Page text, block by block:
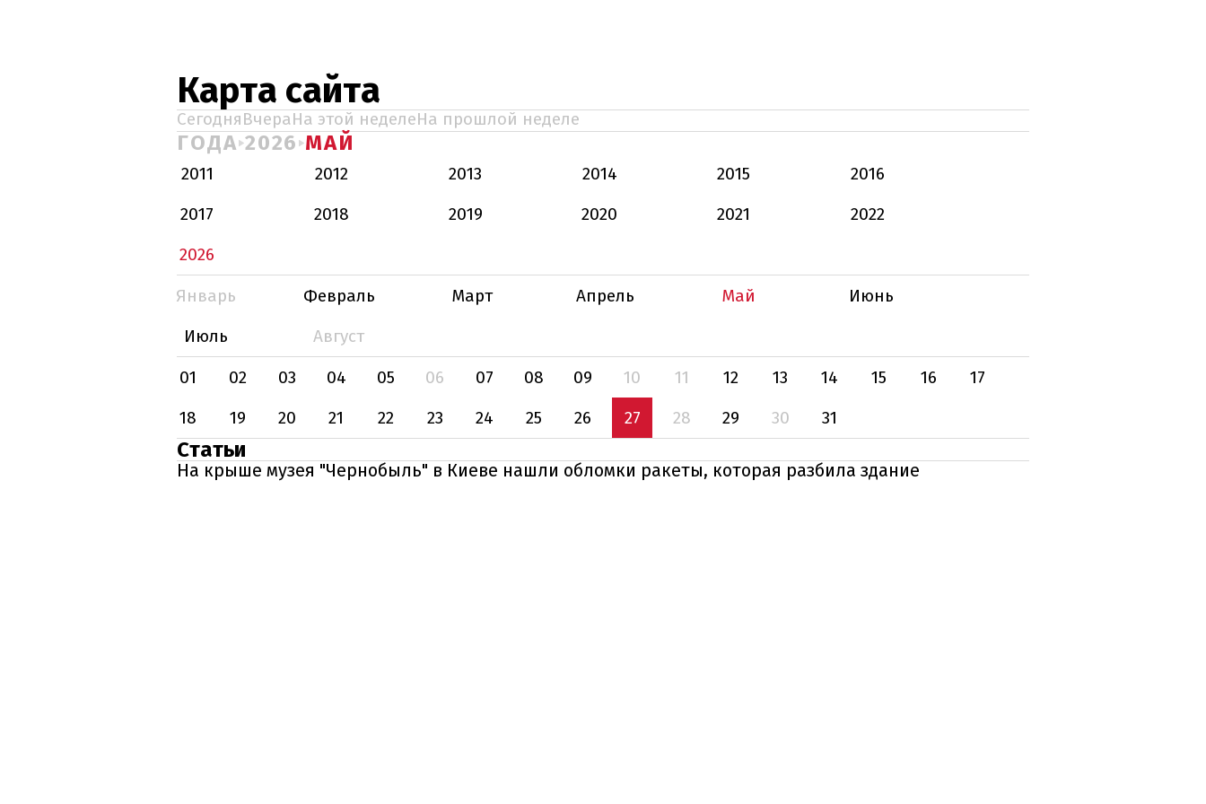
Карта сайта
СегодняВчераНа этой неделеНа прошлой неделе
ГОДА 2026 МАЙ
2011 2012 2013 2014 2015
2016
2017
2018 2019 2020 2021
2022
2026
Январь
Февраль Март Апрель Май
Июнь
Июль
Август
01
02 03 04 05 06 07 08 09 10 11 12 13 14 15 16
17
18
19 20 21 22 23 24 25 26 27 28 29 30 31
Статьи
На крыше музея "Чернобыль" в Киеве нашли обломки ракеты, которая разбила здание